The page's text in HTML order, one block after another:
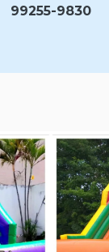
99255-9830